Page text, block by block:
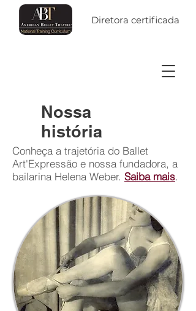
Diretora certificada
Nossa
história
Conheça a trajetória do Ballet
Art'Expressão e nossa fundadora, a
bailarina Helena Weber. Saiba mais.